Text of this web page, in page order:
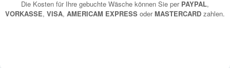
Die Kosten für Ihre gebuchte Wäsche können Sie per PAYPAL,
VORKASSE, VISA, AMERICAM EXPRESS oderMASTERCARD zahlen.